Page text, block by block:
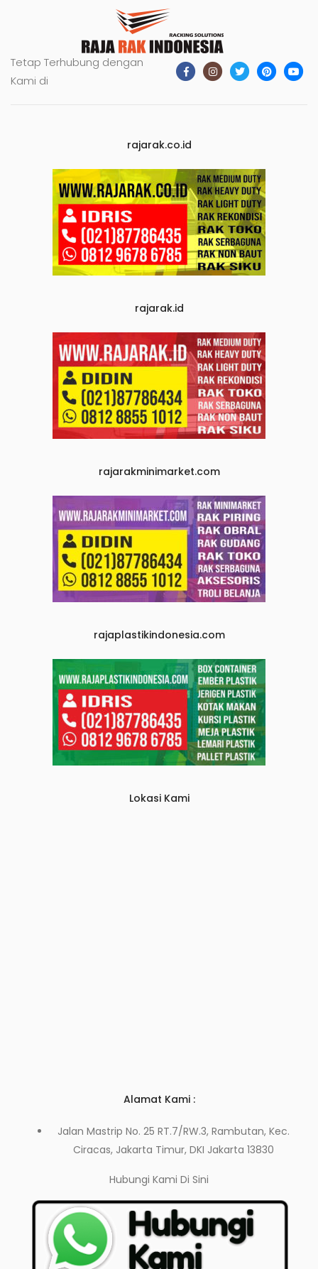
Tetap Terhubung dengan
Kami di
rajarak.co.id
rajarak.id
rajarakminimarket.com
rajaplastikindonesia.com
Lokasi Kami
Alamat Kami :
Jalan Mastrip No. 25 RT.7/RW.3, Rambutan, Kec.
Ciracas, Jakarta Timur, DKI Jakarta 13830
Hubungi Kami Di Sini